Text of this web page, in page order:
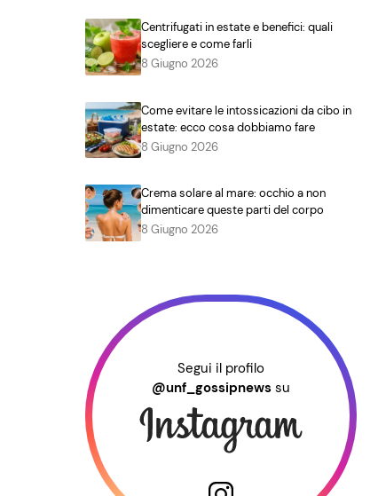
Centrifugati in estate e benefici: quali
scegliere e come farli
8 Giugno 2026
Come evitare le intossicazioni da cibo in
estate: ecco cosa dobbiamo fare
8 Giugno 2026
Crema solare al mare: occhio a non
dimenticare queste parti del corpo
8 Giugno 2026
Segui il profilo
@unf_gossipnews su